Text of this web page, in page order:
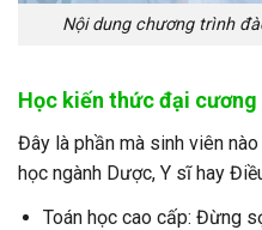
Nội dung chương trình
Học kiến thức đại cương
Đây là phần mà sinh viên
học ngành Dược, Y sĩ hay
Toán học cao cấp: Đừng